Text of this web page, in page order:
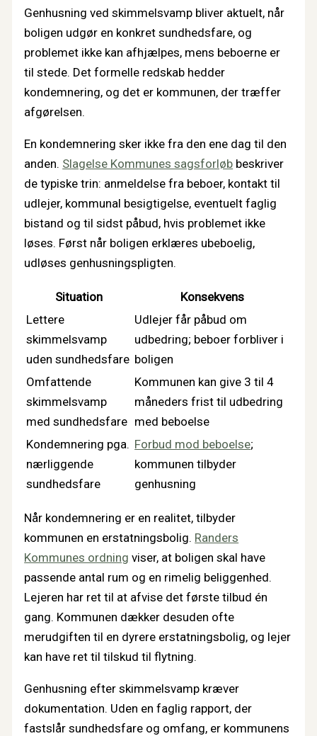
Genhusning ved skimmelsvamp bliver aktuelt, når
boligen udgør en konkret sundhedsfare, og
problemet ikke kan afhjælpes, mens beboerne er
til stede. Det formelle redskab hedder
kondemnering, og det er kommunen, der træffer
afgørelsen.
En kondemnering sker ikke fra den ene dag til den
anden. Slagelse Kommunes sagsforløb beskriver
de typiske trin: anmeldelse fra beboer, kontakt til
udlejer, kommunal besigtigelse, eventuelt faglig
bistand og til sidst påbud, hvis problemet ikke
løses. Først når boligen erklæres ubeboelig,
udløses genhusningspligten.
Situation
Konsekvens
Lettere
skimmelsvamp
uden sundhedsfare
Udlejer får påbud om
udbedring; beboer forbliver i
boligen
Omfattende
skimmelsvamp
med sundhedsfare
Kommunen kan give 3 til 4
måneders frist til udbedring
med beboelse
Kondemnering pga.
nærliggende
sundhedsfare
Forbud mod beboelse;
kommunen tilbyder
genhusning
Når kondemnering er en realitet, tilbyder
kommunen en erstatningsbolig. Randers
Kommunes ordning viser, at boligen skal have
passende antal rum og en rimelig beliggenhed.
Lejeren har ret til at afvise det første tilbud én
gang. Kommunen dækker desuden ofte
merudgiften til en dyrere erstatningsbolig, og lejer
kan have ret til tilskud til flytning.
Genhusning efter skimmelsvamp kræver
dokumentation. Uden en faglig rapport, der
fastslår sundhedsfare og omfang, er kommunens